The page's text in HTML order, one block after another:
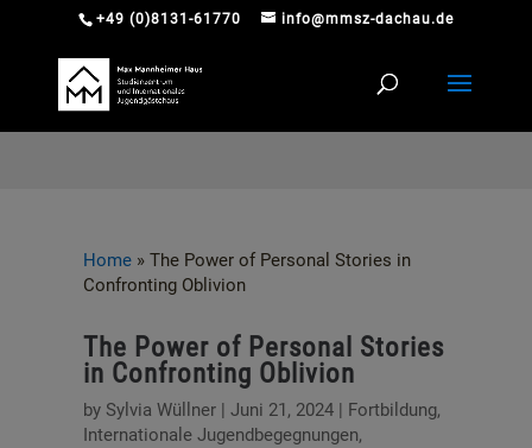
+49 (0)8131-61770 info@mmsz-dachau.de
Home » The Power of Personal Stories in
Confronting Oblivion
The Power of Personal Stories
in Confronting Oblivion
by Sylvia Wüllner | Juni 21, 2024 | Fortbildung,
Internationale Jugendbegegnungen,